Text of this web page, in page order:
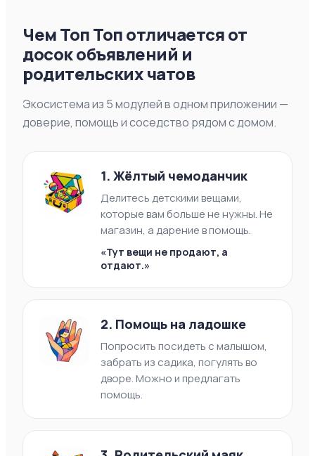
Чем Топ Топ отличается от
досок объявлений и
родительских чатов
Экосистема из 5 модулей в одном приложении —
доверие, помощь и соседство рядом с домом.
1. Жёлтый чемоданчик
Делитесь детскими вещами,
которые вам больше не нужны. Не
магазин, а дарение в помощь.
«Тут вещи не продают, а
отдают.»
2. Помощь на ладошке
Попросить посидеть с малышом,
забрать из садика, погулять во
дворе. Можно и предлагать
помощь.